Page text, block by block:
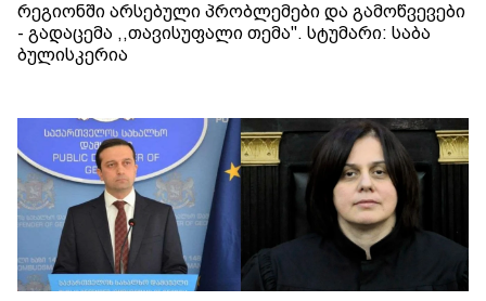
რეგიონში არსებული პრობლემები და გამოწვევები
- გადაცემა ,,თავისუფალი თემა". სტუმარი: საბა
ბულისკერია